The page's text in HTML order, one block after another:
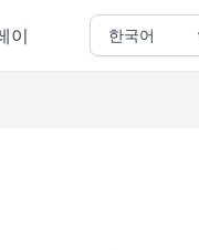
이 한국어